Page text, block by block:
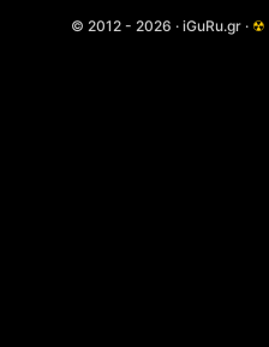
© 2012 - 2026 · iGuRu.gr · ☢